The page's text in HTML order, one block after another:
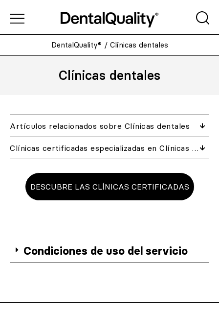
DentalQuality® / Clínicas dentales
Clínicas dentales
Artículos relacionados​ sobre Clínicas dentales
Clínicas certificadas especializadas en Clínicas dentales cerca de ti
DESCUBRE LAS CLÍNICAS CERTIFICADAS
Condiciones de uso del servicio